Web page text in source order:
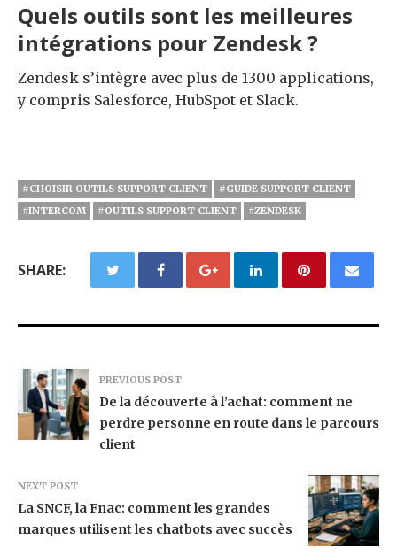
Quels outils sont les meilleures
intégrations pour Zendesk ?
Zendesk s’intègre avec plus de 1300 applications,
y compris Salesforce, HubSpot et Slack.
#CHOISIR OUTILS SUPPORT CLIENT
#GUIDE SUPPORT CLIENT
#INTERCOM
#OUTILS SUPPORT CLIENT #ZENDESK
SHARE:
PREVIOUS POST
De la découverte à l’achat: comment ne
perdre personne en route dans le parcours
client
NEXT POST
La SNCF, la Fnac: comment les grandes
marques utilisent les chatbots avec succès